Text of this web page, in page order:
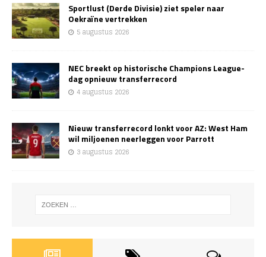
Sportlust (Derde Divisie) ziet speler naar
Oekraïne vertrekken
5 augustus 2026
NEC breekt op historische Champions League-
dag opnieuw transferrecord
4 augustus 2026
Nieuw transferrecord lonkt voor AZ: West Ham
wil miljoenen neerleggen voor Parrott
3 augustus 2026